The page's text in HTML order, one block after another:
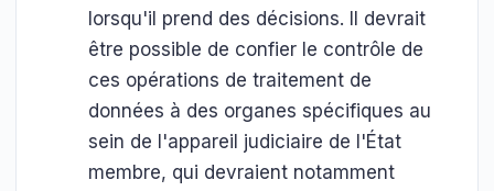
lorsqu'il prend des décisions. Il devrait
être possible de confier le contrôle de
ces opérations de traitement de
données à des organes spécifiques au
sein de l'appareil judiciaire de l'État
membre, qui devraient notamment